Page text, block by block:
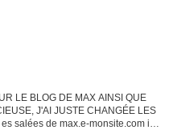
LE BLOG DE MAX AINSI QUE
J'AI JUSTE CHANGÉE LES
salées de max.e-monsite.com ink